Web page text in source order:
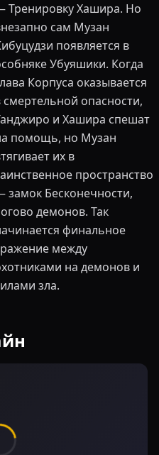
Тренировку Хашира. Но
сам Музан
появляется в
Убуяшики. Когда
Корпуса оказывается
смертельной опасности,
и Хашира спешат
помощь, но Музан
их в
пространство
замок Бесконечности,
демонов. Так
финальное
между
на демонов и
зла.